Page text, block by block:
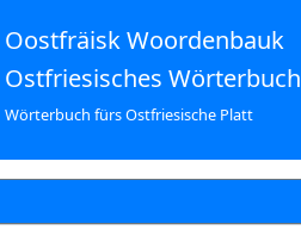
Oostfräisk Woordenbauk
Ostfriesisches Wörterbuch
Wörterbuch fürs Ostfriesische Platt